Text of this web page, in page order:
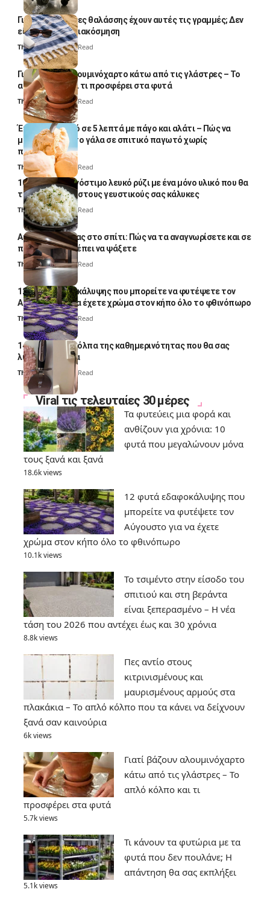
Γιατί οι πετσέτες θαλάσσης έχουν αυτές τις γραμμές; Δεν
είναι μόνο για διακόσμηση
Thali Ombre5 Min Read
Γιατί βάζουν αλουμινόχαρτο κάτω από τις γλάστρες – Το
απλό κόλπο και τι προσφέρει στα φυτά
Thali Ombre4 Min Read
Έτοιμο παγωτό σε 5 λεπτά με πάγο και αλάτι – Πώς να
μετατρέψετε το γάλα σε σπιτικό παγωτό χωρίς
παγωτομηχανή
Thali Ombre 4 Min Read
10 φορές ποιο νόστιμο λευκό ρύζι με ένα μόνο υλικό που θα
το απογειώσει στους γευστικούς σας κάλυκες
Thali Ombre4 Min Read
Αυγά κατσαρίδας στο σπίτι: Πώς να τα αναγνωρίσετε και σε
ποια σημεία πρέπει να ψάξετε
Thali Ombre4 Min Read
12 φυτά εδαφοκάλυψης που μπορείτε να φυτέψετε τον
Αύγουστο για να έχετε χρώμα στον κήπο όλο το φθινόπωρο
Thali Ombre7 Min Read
14 πανέξυπνα κόλπα της καθημερινότητας που θα σας
λύσουν τα χέρια
Thali Ombre 6 Min Read
Viral τις τελευταίες 30 μέρες
Τα φυτεύεις μια φορά και
ανθίζουν για χρόνια: 10
φυτά που μεγαλώνουν μόνα
τους ξανά και ξανά
18.6k views
12 φυτά εδαφοκάλυψης που
μπορείτε να φυτέψετε τον
Αύγουστο για να έχετε
χρώμα στον κήπο όλο το φθινόπωρο
10.1k views
Το τσιμέντο στην είσοδο του
σπιτιού και στη βεράντα
είναι ξεπερασμένο – Η νέα
τάση του 2026 που αντέχει έως και 30 χρόνια
8.8k views
Πες αντίο στους
κιτρινισμένους και
μαυρισμένους αρμούς στα
πλακάκια – Το απλό κόλπο που τα κάνει να δείχνουν
ξανά σαν καινούρια
6k views
Γιατί βάζουν αλουμινόχαρτο
κάτω από τις γλάστρες – Το
απλό κόλπο και τι
προσφέρει στα φυτά
5.7k views
Τι κάνουν τα φυτώρια με τα
φυτά που δεν πουλάνε; Η
απάντηση θα σας εκπλήξει
5.1k views